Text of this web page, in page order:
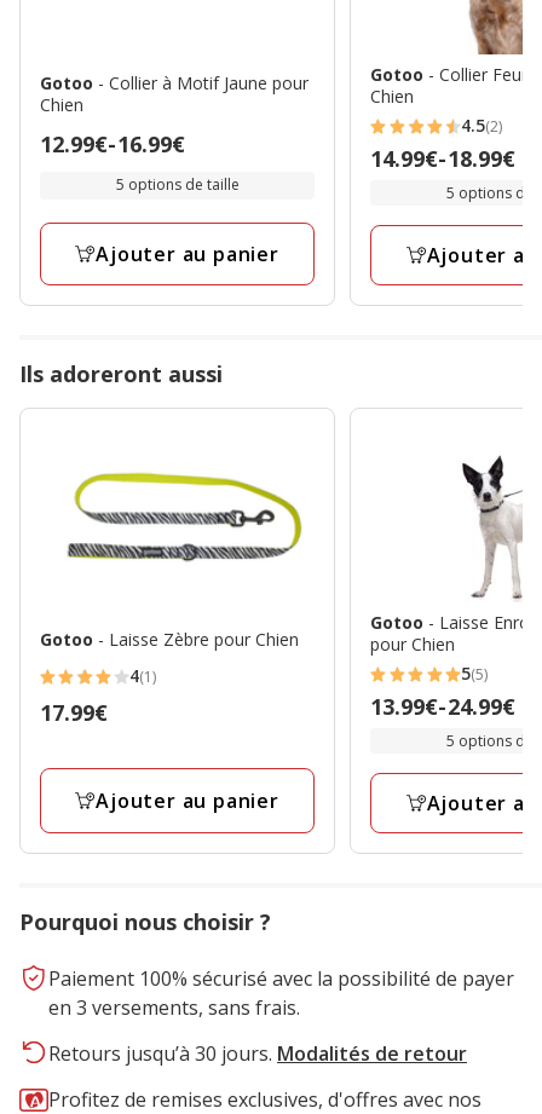
Gotoo - Collier à Motif Jaune pour
Chien
Prix
à
16.99€
12.99€-16.99€
5 options de taille
Ajouter au panier
Gotoo - Collier
Chien
4.5
étoiles
2
4.5(2)
Prix
18.99€
14.99€-18.99€
5 options de
Ajouter
Ils adoreront aussi
Gotoo - Laisse Zèbre pour Chien
4
étoiles
1
4(1)
Prix
17.99€
Ajouter au panier
Gotoo - Laisse
pour Chien
5
étoiles
5
5(5)
Prix
24.99€
13.99€-24.99€
5 options de
Ajouter
Pourquoi nous choisir ?
Paiement 100% sécurisé avec la possibilité de payer
en 3 versements, sans frais.
Retours jusqu’à 30 jours. Modalités de retour
Profitez de remises exclusives, d'offres avec nos